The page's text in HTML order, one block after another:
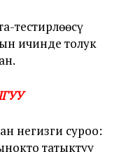
тестирлөөсү
ичинде толук
негизги суроо:
татыктуу